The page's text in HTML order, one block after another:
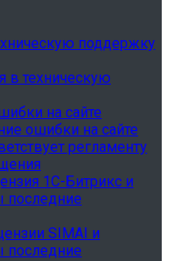
поддержку
в техническую
на сайте
ошибки на сайте
регламенту
1С-Битрикс и
последние
SIMAI и
последние